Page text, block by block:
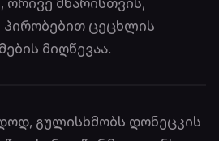
პირობებით ცეცხლის
მიღწევაა.
გულისხმობს დონეცკის